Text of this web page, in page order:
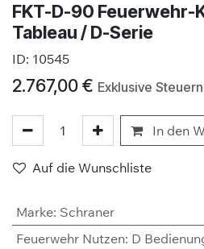
FKT-D-90 Feuerwehr-
Tableau / D-Serie
ID: 10545
2.767,00€ Exklusive Steuern
In den
Auf die Wunschliste
Marke: Schraner
Feuerwehr Nutzen: D